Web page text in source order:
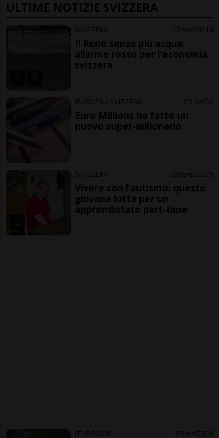
ULTIME NOTIZIE SVIZZERA
SVIZZERA 7 ore 6 14
Il Reno senza più acqua:
allarme rosso per l'economia
svizzera
EUROPA / SVIZZERA 8 ore 8
Euro Millions ha fatto un
nuovo super-milionario
SVIZZERA 9 ore 2 21
Vivere con l'autismo: questo
giovane lotta per un
apprendistato part-time
TURGOVIA 9 ore 3 8